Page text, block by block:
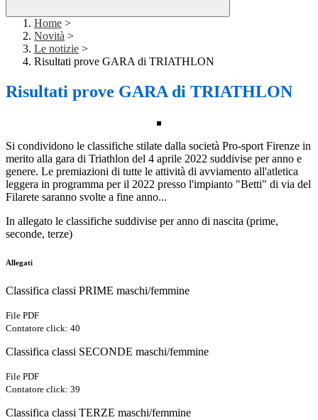
Home >
Novità >
Le notizie >
Risultati prove GARA di TRIATHLON
Risultati prove GARA di TRIATHLON
Si condividono le classifiche stilate dalla società Pro-sport Firenze in
merito alla gara di Triathlon del 4 aprile 2022 suddivise per anno e
genere. Le premiazioni di tutte le attività di avviamento all'atletica
leggera in programma per il 2022 presso l'impianto "Betti" di via del
Filarete saranno svolte a fine anno...
In allegato le classifiche suddivise per anno di nascita (prime,
seconde, terze)
Allegati
Classifica classi PRIME maschi/femmine
File PDF
Contatore click: 40
Classifica classi SECONDE maschi/femmine
File PDF
Contatore click: 39
Classifica classi TERZE maschi/femmine